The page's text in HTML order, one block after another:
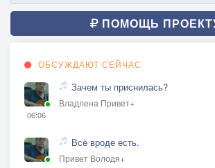
ПОМОЩЬ
ОБСУЖДАЮТ СЕЙЧАС
06:06
Зачем ты приснилась?
Владлена Привет+
Всё вроде есть.
Привет Володя+